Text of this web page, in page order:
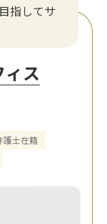
指してサ
ス
護士在籍